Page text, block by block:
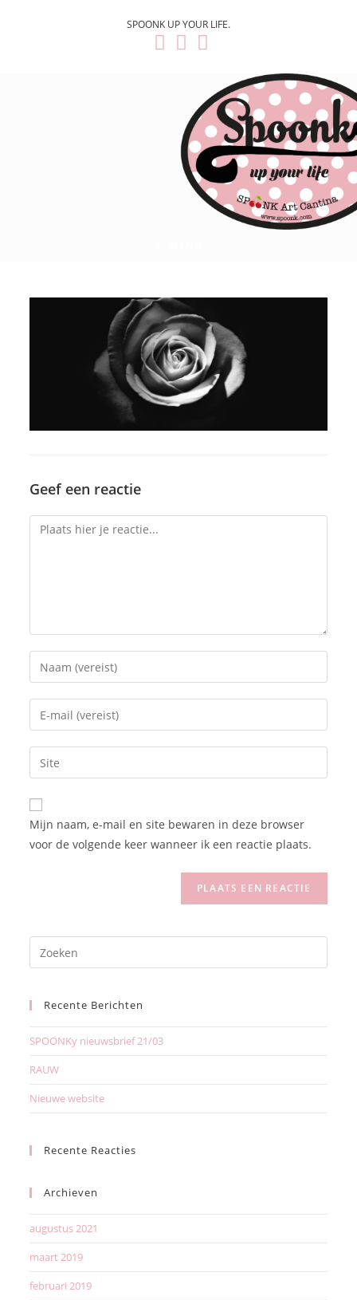
SPOONK UP YOUR LIFE.
Geef een reactie
Mijn naam, e-mail en site bewaren in deze browser
voor de volgende keer wanneer ik een reactie plaats.
Recente Berichten
SPOONKy nieuwsbrief 21/03
RAUW
Nieuwe website
Recente Reacties
Archieven
augustus 2021
maart 2019
februari 2019